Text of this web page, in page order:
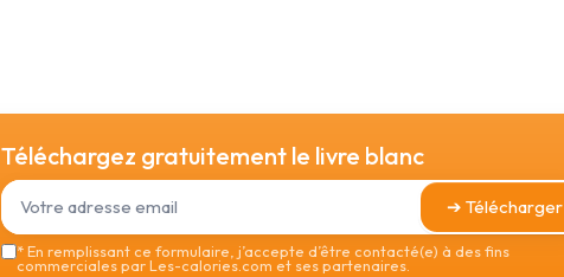
Téléchargez gratuitement le livre blanc
➔ Télécharger
*En remplissant ce formulaire, j’accepte d’être contacté(e) à des fins
commerciales par Les-calories.com et ses partenaires.